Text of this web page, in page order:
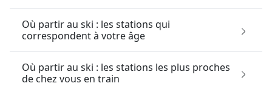
Où partir au ski : les stations qui
correspondent à votre âge
Où partir au ski : les stations les plus proches
de chez vous en train